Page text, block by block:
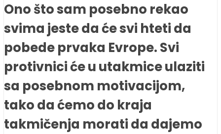
Ono što sam posebno rekao
svima jeste da će svi hteti da
pobede prvaka Evrope. Svi
protivnici će u utakmice ulaziti
sa posebnom motivacijom,
tako da ćemo do kraja
takmičenja morati da dajemo